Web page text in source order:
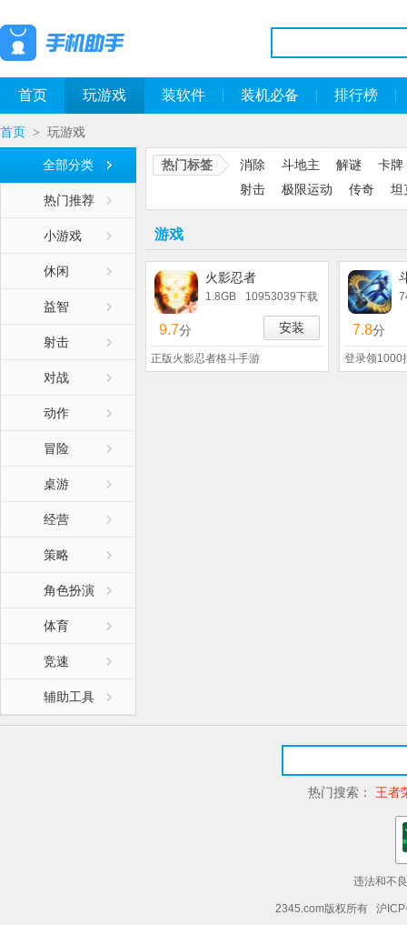
首页 玩游戏 装软件 装机必备 排行榜
首页 > 玩游戏
全部分类
热门推荐
小游戏
休闲
益智
射击
对战
动作
冒险
桌游
经营
策略
角色扮演
体育
竞速
辅助工具
热门标签 消除 斗地主 解谜
卡牌
射击
极限运动 传奇 坦
游戏
火影忍者
1.8GB 10953039下载
9.7分 安装
正版火影忍者格斗手游
7.8分
登录领1000
热门搜索： 王者
违法和不
2345.com版权所有 沪